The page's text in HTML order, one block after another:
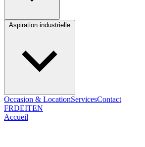
Occasion & LocationServicesContact
FRDEITEN
Accueil